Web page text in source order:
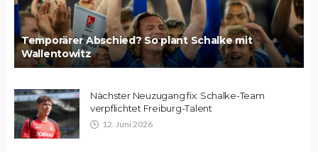
Temporärer Abschied? So plant Schalke mit
Wallentowitz
Nächster Neuzugang fix: Schalke-Team
verpflichtet Freiburg-Talent
12. Juni 2026